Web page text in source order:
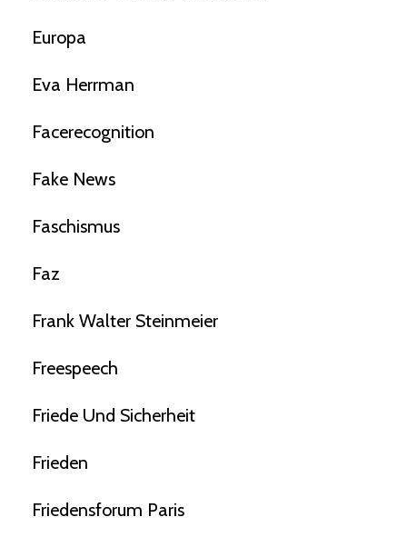
Europa
Eva Herrman
Facerecognition
Fake News
Faschismus
Faz
Frank Walter Steinmeier
Freespeech
Friede Und Sicherheit
Frieden
Friedensforum Paris